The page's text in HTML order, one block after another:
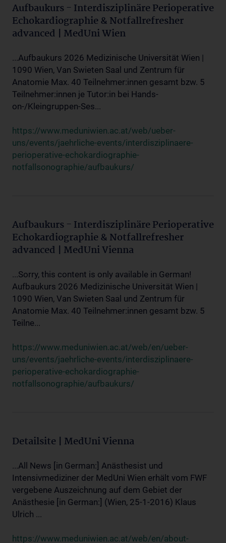
Aufbaukurs - Interdisziplinäre Perioperative
Echokardiographie & Notfallrefresher
advanced | MedUni Wien
...Aufbaukurs 2026 Medizinische Universität Wien |
1090 Wien, Van Swieten Saal und Zentrum für
Anatomie Max. 40 Teilnehmer:innen gesamt bzw. 5
Teilnehmer:innen je Tutor:in bei Hands-
on-/Kleingruppen-Ses...
https://www.meduniwien.ac.at/web/ueber-
uns/events/jaehrliche-events/interdisziplinaere-
perioperative-echokardiographie-
notfallsonographie/aufbaukurs/
Aufbaukurs - Interdisziplinäre Perioperative
Echokardiographie & Notfallrefresher
advanced | MedUni Vienna
...Sorry, this content is only available in German!
Aufbaukurs 2026 Medizinische Universität Wien |
1090 Wien, Van Swieten Saal und Zentrum für
Anatomie Max. 40 Teilnehmer:innen gesamt bzw. 5
Teilne...
https://www.meduniwien.ac.at/web/en/ueber-
uns/events/jaehrliche-events/interdisziplinaere-
perioperative-echokardiographie-
notfallsonographie/aufbaukurs/
Detailsite | MedUni Vienna
...All News [in German:] Anästhesist und
Intensivmediziner der MedUni Wien erhält vom FWF
vergebene Auszeichnung auf dem Gebiet der
Anästhesie [in German:] (Wien, 25-1-2016) Klaus
Ulrich ...
https://www.meduniwien.ac.at/web/en/about-